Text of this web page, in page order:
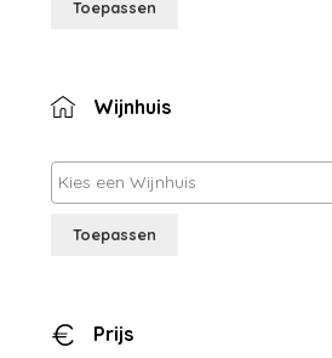
Toepassen
Wijnhuis
Toepassen
Prijs